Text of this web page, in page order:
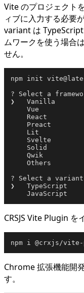
Vite のプロジェクト
ィブに入力する必要
variant は
ムワークを使う場合
せん。
npm init
? Select a
❯   Vanilla
    Vue
    React
    Preact
    Lit
    Svelte
    Solid
    Qwik
    Others
? Select a
❯   TypeScript
CRSJS Vite Plugin を
Chrome 拡張機能開
す。